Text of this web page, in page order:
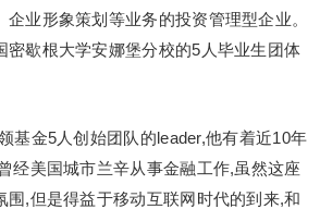
业形象策划等业务的投资管理型企业。
密歇根大学安娜堡分校的5人毕业生团体
基金5人创始团队的leader,他有着近10年
经美国城市兰辛从事金融工作,虽然这座
围,但是得益于移动互联网时代的到来,和